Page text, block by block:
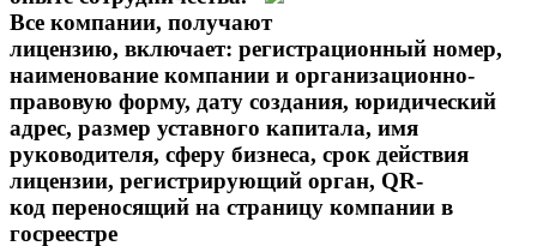
Все компании, получают
лицензию, включает: регистрационный номер,
наименование компании и организационно-
правовую форму, дату создания, юридический
адрес, размер уставного капитала, имя
руководителя, сферу бизнеса, срок действия
лицензии, регистрирующий орган, QR-
код переносящий на страницу компании в
госреестре